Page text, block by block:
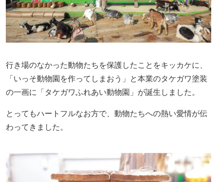
行き場のなかった動物たちを保護したことをキッカケに、
「いっそ動物園を作ってしまおう」と本業のタケガワ塗装
の一画に「タケガワふれあい動物園」が誕生しました。
とってもハートフルなお方で、動物たちへの熱い愛情が伝
わってきました。